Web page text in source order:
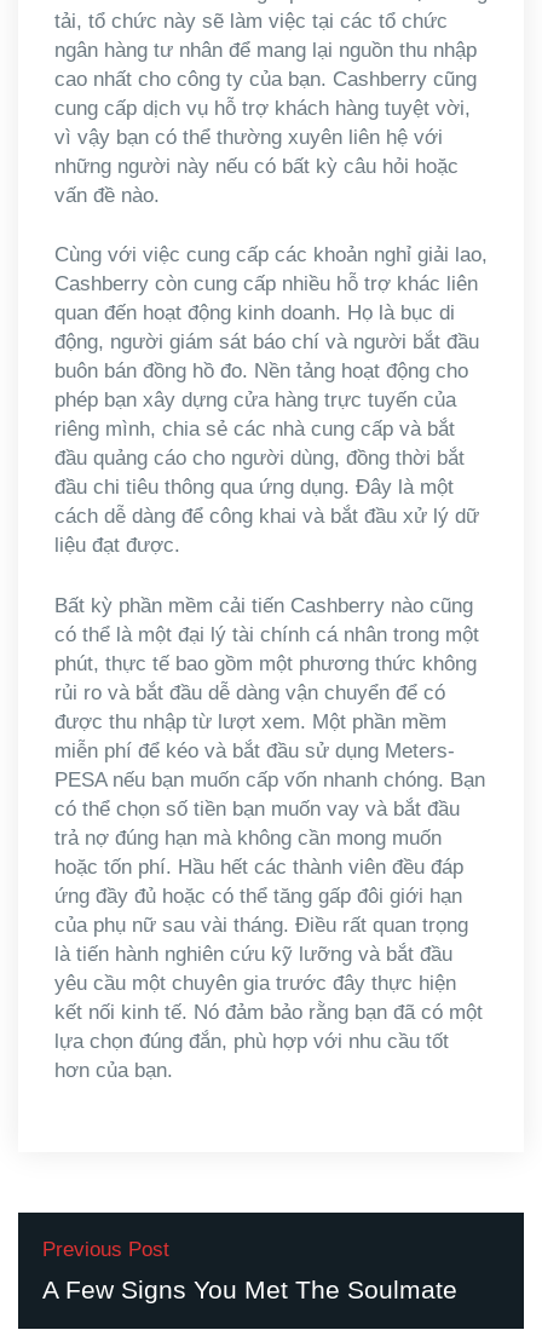
tải, tổ chức này sẽ làm việc tại các tổ chức
ngân hàng tư nhân để mang lại nguồn thu nhập
cao nhất cho công ty của bạn. Cashberry cũng
cung cấp dịch vụ hỗ trợ khách hàng tuyệt vời,
vì vậy bạn có thể thường xuyên liên hệ với
những người này nếu có bất kỳ câu hỏi hoặc
vấn đề nào.
Cùng với việc cung cấp các khoản nghỉ giải lao,
Cashberry còn cung cấp nhiều hỗ trợ khác liên
quan đến hoạt động kinh doanh. Họ là bục di
động, người giám sát báo chí và người bắt đầu
buôn bán đồng hồ đo. Nền tảng hoạt động cho
phép bạn xây dựng cửa hàng trực tuyến của
riêng mình, chia sẻ các nhà cung cấp và bắt
đầu quảng cáo cho người dùng, đồng thời bắt
đầu chi tiêu thông qua ứng dụng. Đây là một
cách dễ dàng để công khai và bắt đầu xử lý dữ
liệu đạt được.
Bất kỳ phần mềm cải tiến Cashberry nào cũng
có thể là một đại lý tài chính cá nhân trong một
phút, thực tế bao gồm một phương thức không
rủi ro và bắt đầu dễ dàng vận chuyển để có
được thu nhập từ lượt xem. Một phần mềm
miễn phí để kéo và bắt đầu sử dụng Meters-
PESA nếu bạn muốn cấp vốn nhanh chóng. Bạn
có thể chọn số tiền bạn muốn vay và bắt đầu
trả nợ đúng hạn mà không cần mong muốn
hoặc tốn phí. Hầu hết các thành viên đều đáp
ứng đầy đủ hoặc có thể tăng gấp đôi giới hạn
của phụ nữ sau vài tháng. Điều rất quan trọng
là tiến hành nghiên cứu kỹ lưỡng và bắt đầu
yêu cầu một chuyên gia trước đây thực hiện
kết nối kinh tế. Nó đảm bảo rằng bạn đã có một
lựa chọn đúng đắn, phù hợp với nhu cầu tốt
hơn của bạn.
Previous Post
A Few Signs You Met The Soulmate